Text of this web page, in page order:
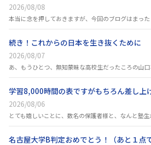
2026/08/08
本当に念を押しておきますが、今回のブログはまっ
続き！これからの日本を生き抜くために
2026/08/07
あ、もうひとつ、無知蒙昧な高校生だったころの山
学習8,000時間の表ですがもちろん差し上
2026/08/06
とても嬉しいことに、数名の保護者様と、なんと塾
名古屋大学B判定おめでとう！（あと１点